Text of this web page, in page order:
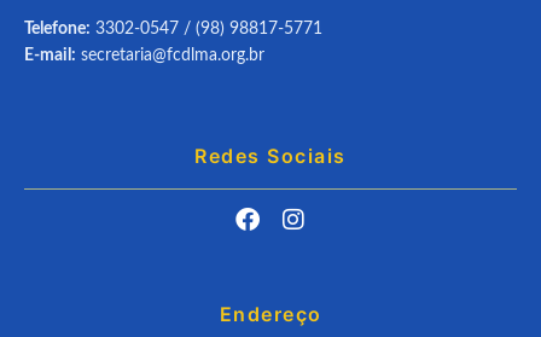
Telefone: 3302-0547 / (98) 98817-5771
E-mail: secretaria@fcdlma.org.br
Redes Sociais
Endereço